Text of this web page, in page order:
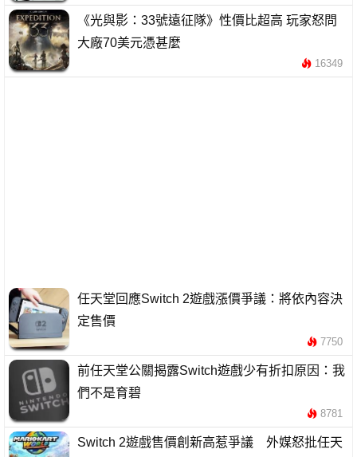
《光與影：33號遠征隊》性價比超高 玩家怒問
大廠70美元憑甚麼
16349
任天堂回應Switch 2遊戲漲價爭議：將依內容決
定售價
7750
前任天堂公關揭露Switch遊戲少有折扣原因：我
們不是育碧
8781
Switch 2遊戲售價創新高惹爭議 外媒怒批任天